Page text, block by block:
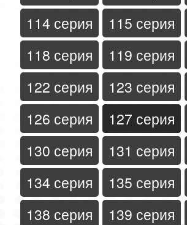
114 серия
115 серия
118 серия
119 серия
122 серия
123 серия
126 серия
127 серия
130 серия
131 серия
134 серия
135 серия
138 серия
139 серия